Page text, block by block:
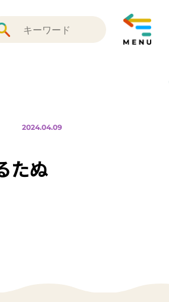
2024.04.09
たぬ